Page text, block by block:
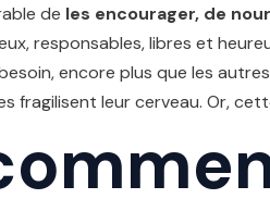
de les encourager, de
responsables, libres et
encore plus que les
fragilisent leur cerveau. Or,